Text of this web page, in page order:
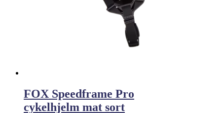
FOX Speedframe Pro
cykelhjelm mat sort